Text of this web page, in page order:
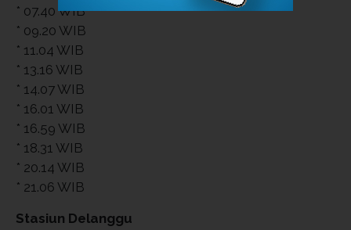
* 07.40 WIB
* 09.20 WIB
* 11.04 WIB
* 13.16 WIB
* 14.07 WIB
* 16.01 WIB
* 16.59 WIB
* 18.31 WIB
* 20.14 WIB
* 21.06 WIB
Stasiun Delanggu